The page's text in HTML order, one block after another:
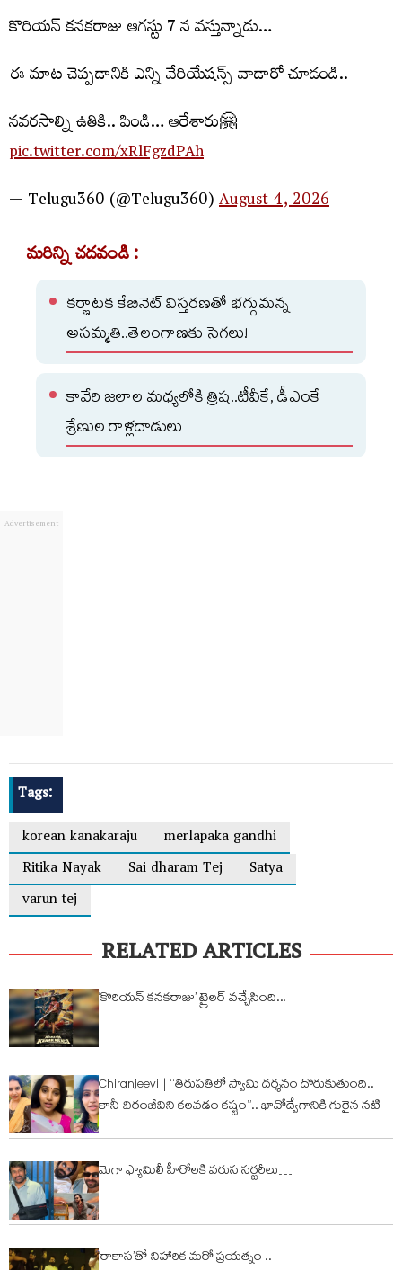
కొరియన్ కనకరాజు ఆగస్టు 7 న వస్తున్నాడు…
ఈ మాట చెప్పడానికి ఎన్ని వేరియేషన్స్ వాడారో చూడండి..
నవరసాల్ని ఉతికి.. పిండి… ఆరేశారు🤗
pic.twitter.com/xRlFgzdPAh
— Telugu360 (@Telugu360)August 4, 2026
మరిన్ని చదవండి :
కర్ణాటక కేబినెట్ విస్తరణతో భగ్గుమన్న
అసమ్మతి..తెలంగాణకు సెగలు!
కావేరి జలాల మధ్యలోకి త్రిష..టీవీకే, డీఎంకే
శ్రేణుల రాళ్లదాడులు
Tags:
korean kanakaraju
merlapaka gandhi
Ritika Nayak
Sai dharam Tej
Satya
varun tej
RELATED ARTICLES
‘కొరియన్ కనకరాజు’ ట్రైలర్ వచ్చేసింది..!
Chiranjeevi | “తిరుపతిలో స్వామి దర్శనం దొరుకుతుంది..
కానీ చిరంజీవిని కలవడం కష్టం”.. భావోద్వేగానికి గురైన నటి
మెగా ఫ్యామిలీ హీరోల‌కి వరుస సర్జరీలు…
‘రాకాస’తో నిహారిక మరో ప్రయత్నం ..